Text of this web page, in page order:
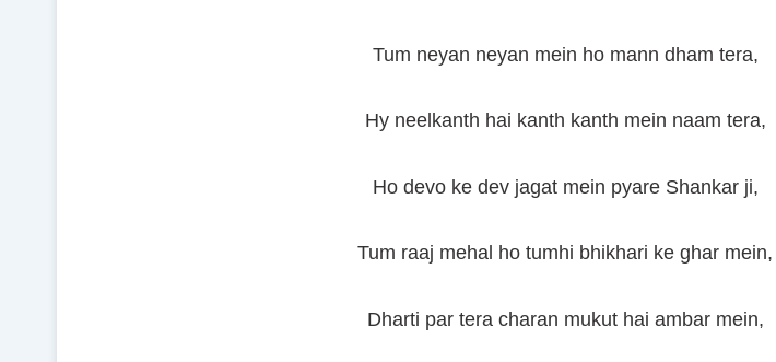
Tum neyan neyan mein ho mann dham tera,
Hy neelkanth hai kanth kanth mein naam tera,
Ho devo ke dev jagat mein pyare Shankar ji,
Tum raaj mehal ho tumhi bhikhari ke ghar mein,
Dharti par tera charan mukut hai ambar mein,